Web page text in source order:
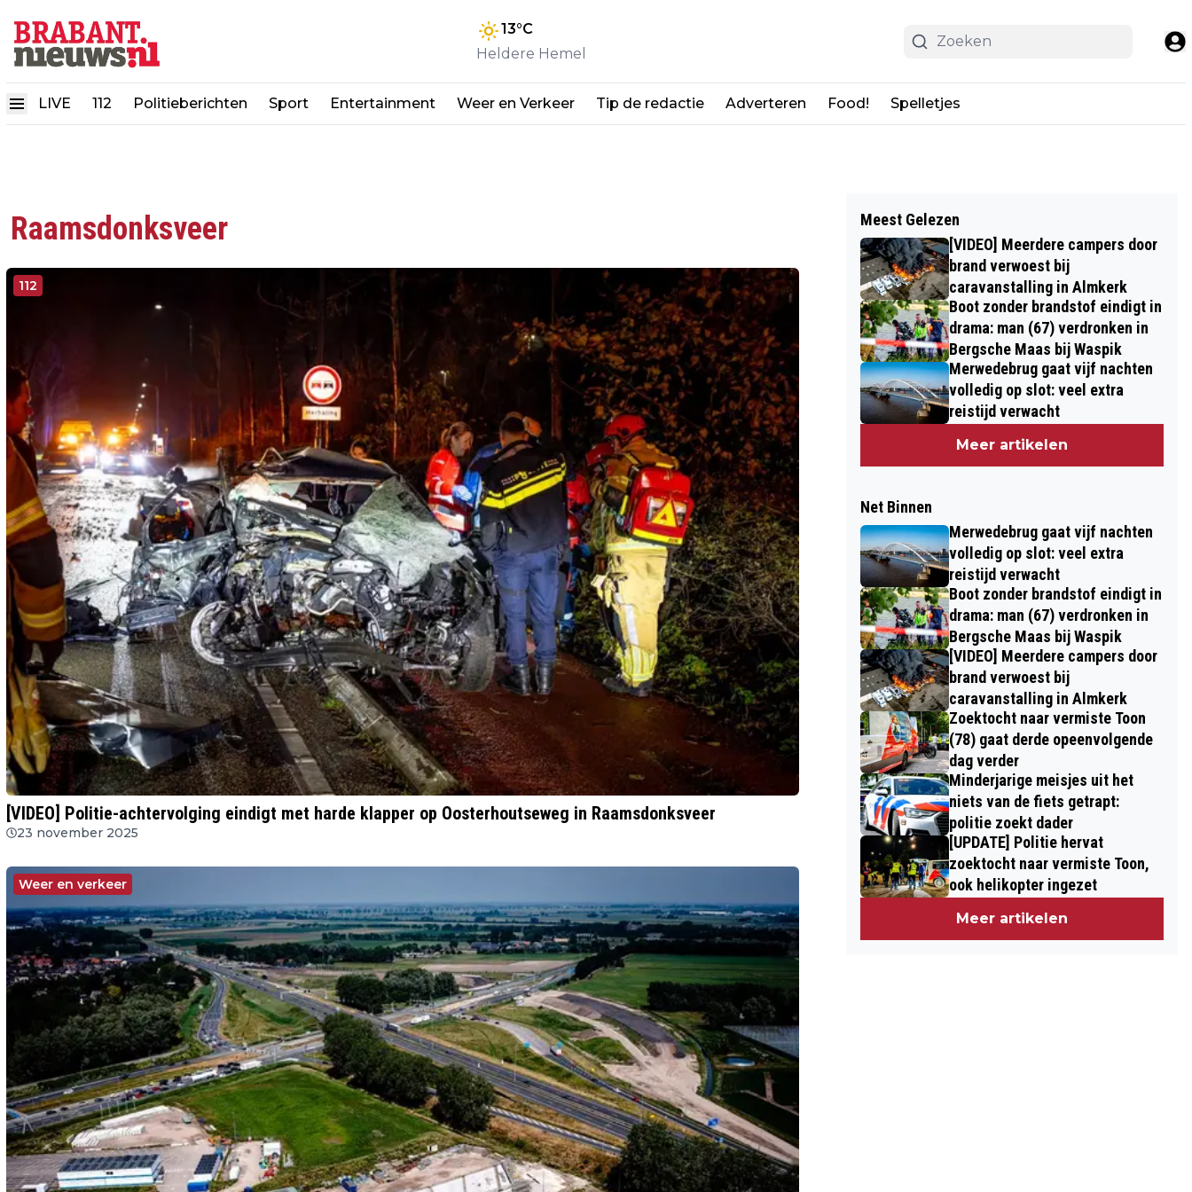
13°C
Heldere Hemel
LIVE 112 Politieberichten Sport Entertainment Weer en Verkeer Tip de redactie Adverteren Food! Spelletjes
Raamsdonksveer
112
[VIDEO] Politie-achtervolging eindigt met harde klapper op Oosterhoutseweg in Raamsdonksveer
23 november 2025
Weer en verkeer
Meest Gelezen
[VIDEO] Meerdere campers door
brand verwoest bij
caravanstalling in Almkerk
Boot zonder brandstof eindigt in
drama: man (67) verdronken in
Bergsche Maas bij Waspik
Merwedebrug gaat vijf nachten
volledig op slot: veel extra
reistijd verwacht
Meer artikelen
Net Binnen
Merwedebrug gaat vijf nachten
volledig op slot: veel extra
reistijd verwacht
Boot zonder brandstof eindigt in
drama: man (67) verdronken in
Bergsche Maas bij Waspik
[VIDEO] Meerdere campers door
brand verwoest bij
caravanstalling in Almkerk
Zoektocht naar vermiste Toon
(78) gaat derde opeenvolgende
dag verder
Minderjarige meisjes uit het
niets van de fiets getrapt:
politie zoekt dader
[UPDATE] Politie hervat
zoektocht naar vermiste Toon,
ook helikopter ingezet
Meer artikelen